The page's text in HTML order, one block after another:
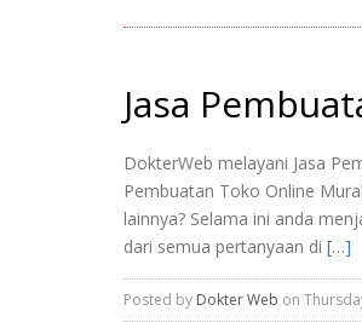
Jasa
DokterWeb melayani Jasa
Pembuatan Toko Online
lainnya? Selama ini anda
dari semua pertanyaan di […]
Posted by Dokter Web on